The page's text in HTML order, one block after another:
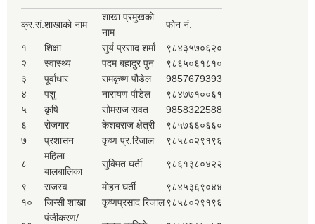
क्र.सं.शाखाको नाम
शाखा प्रमुखको
नाम
फोन नं.
१ शिक्षा सुर्य प्रसाद शर्मा
९८४३५७०६२०
२
स्वास्थ्य पदम बहादुर पुन
९८६५०६१८१०
३
पूर्वाधार रामकृष्ण पौडेल
9857679393
४
पशु नारायण पौडेल
९८४७७१००६१
५
कृषि सोमराज रावत
9858322588
६
रोजगार केशबराज क्षेत्री
९८५७६६०६६०
७
प्रशासन कृष्ण प्र.रिजाल ९८५८०२९१९६
८
महिला
बालबालिका
सुक्मित घर्ती ९८६१३८०४२२
९ राजस्व मोहन घर्ती
९८४५३६९०४४
१०
जिन्सी शाखा कृष्णप्रसाद रिजाल९८५८०२९१९६
पंजीकरण/